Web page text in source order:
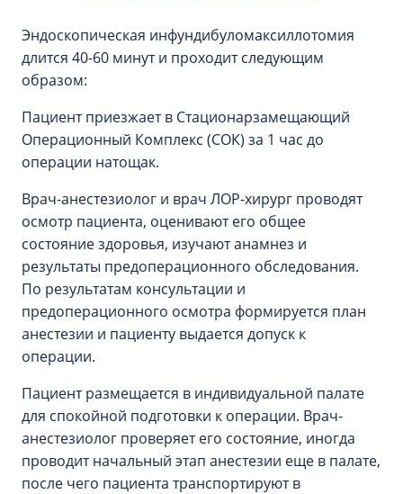
Эндоскопическая инфундибуломаксиллотомия
длится 40-60 минут и проходит следующим
образом:
Пациент приезжает в Стационарзамещающий
Операционный Комплекс (СОК) за 1 час до
операции натощак.
Врач-анестезиолог и врач ЛОР-хирург проводят
осмотр пациента, оценивают его общее
состояние здоровья, изучают анамнез и
результаты предоперационного обследования.
По результатам консультации и
предоперационного осмотра формируется план
анестезии и пациенту выдается допуск к
операции.
Пациент размещается в индивидуальной палате
для спокойной подготовки к операции. Врач-
анестезиолог проверяет его состояние, иногда
проводит начальный этап анестезии еще в палате,
после чего пациента транспортируют в